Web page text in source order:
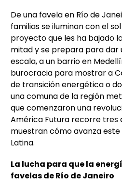
De una favela en Río de
familias se iluminan con el
proyecto que les ha bajado
mitad y se prepara para dar
escala, a un barrio en
burocracia para mostrar a
de transición energética o
una comuna de la región
que comenzaron una
América Futura recorre tres
muestran cómo avanza
Latina.
La lucha para que la
favelas de Río de Janeiro